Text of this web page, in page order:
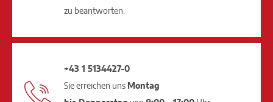
zu beantworten.
+43 1 5134427-0
Sie erreichen uns Montag